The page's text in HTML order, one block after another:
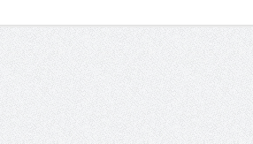
عضو مجلس الشارقة الرياضي